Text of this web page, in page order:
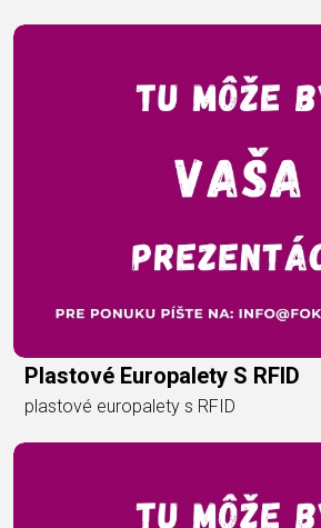
Plastové Europalety S RFID
plastové europalety s RFID